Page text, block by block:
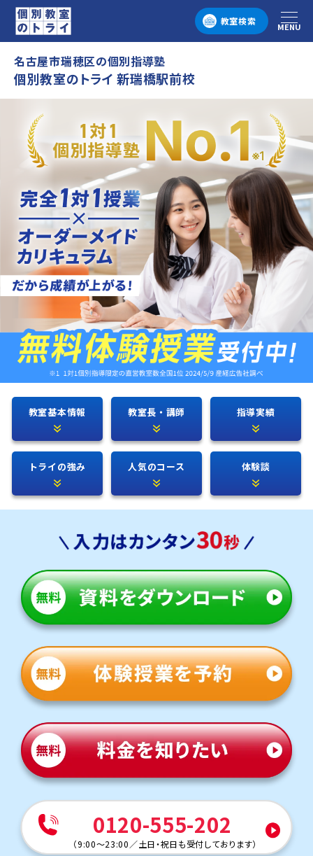
教室検索
メニュー
MENU
名古屋市瑞穂区の個別指導塾
個別教室のトライ 新瑞橋駅前校
教室基本情報 教室長・講師 指導実績
トライの強み 人気のコース 体験談
0120-555-202
（9:00～23:00 ／土日・祝日も受付しております）